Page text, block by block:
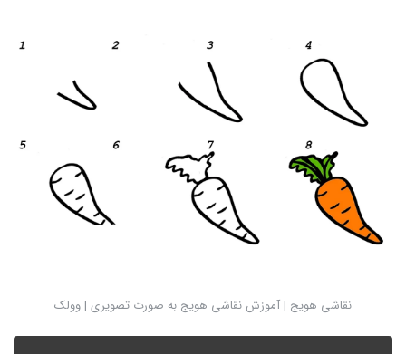
نقاشی هویج | آموزش نقاشی هویج به صورت تصویری | وولک